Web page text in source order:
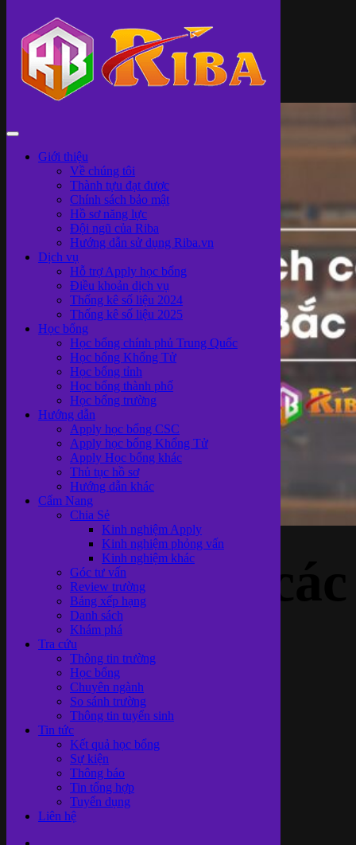
Giới thiệu
Về chúng tôi
Thành tựu đạt được
Chính sách bảo mật
Hồ sơ năng lực
Đội ngũ của Riba
Hướng dẫn sử dụng Riba.vn
Dịch vụ
Hỗ trợ Apply học bổng
Điều khoản dịch vụ
Thống kê số liệu 2024
Thống kê số liệu 2025
Học bổng
Học bổng chính phủ Trung Quốc
Học bổng Khổng Tử
Học bổng tỉnh
Học bổng thành phố
Học bổng trường
Hướng dẫn
Apply học bổng CSC
Apply học bổng Khổng Tử
Apply Học bổng khác
Thủ tục hồ sơ
Hướng dẫn khác
Cẩm Nang
Chia Sẻ
Kinh nghiệm Apply
Kinh nghiệm phỏng vấn
Kinh nghiệm khác
Góc tư vấn
Review trường
Bảng xếp hạng
Danh sách
Khám phá
Tra cứu
Thông tin trường
Học bổng
Chuyên ngành
So sánh trường
Thông tin tuyển sinh
Tin tức
Kết quả học bổng
Sự kiện
Thông báo
Tin tổng hợp
Tuyển dụng
Liên hệ
Danh sách các
trường Đại
học ở Bắc
Kinh